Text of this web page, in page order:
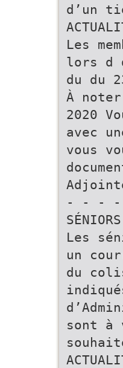
d’un
Les
lors d
du du
À
2020
avec
vous
- - - -
Les
un
du
sont à